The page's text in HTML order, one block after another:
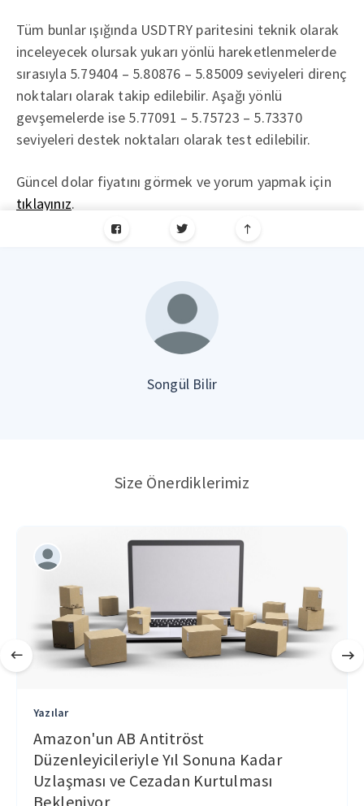
Tüm bunlar ışığında USDTRY paritesini teknik olarak
inceleyecek olursak yukarı yönlü hareketlenmelerde
sırasıyla 5.79404 – 5.80876 – 5.85009 seviyeleri direnç
noktaları olarak takip edilebilir. Aşağı yönlü
gevşemelerde ise 5.77091 – 5.75723 – 5.73370
seviyeleri destek noktaları olarak test edilebilir.
Güncel dolar fiyatını görmek ve yorum yapmak için
tıklayınız.
Songül Bilir
Size Önerdiklerimiz
Yazılar
Amazon'un AB Antitröst
Düzenleyicileriyle Yıl Sonuna Kadar
Uzlaşması ve Cezadan Kurtulması
Bekleniyor